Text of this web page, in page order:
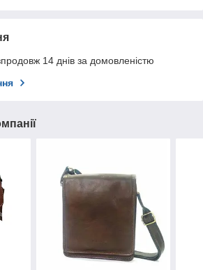
14 днів за домовленістю